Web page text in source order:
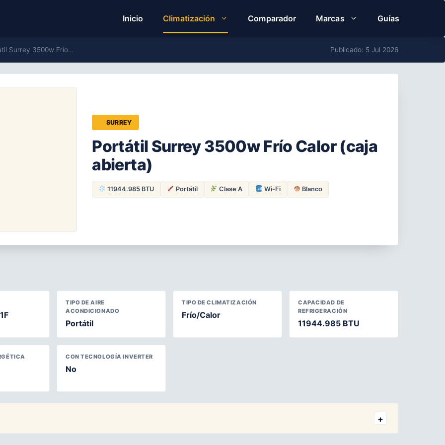
Inicio Climatización Comparador Marcas Guías
Surrey 3500w Frío… Publicado: 5 Jul 2026
SURREY
Portátil Surrey 3500w Frío Calor (caja
abierta)
11944.985 BTU Portátil Clase A Wi-Fi Blanco
TIPO DE AIRE
ACONDICIONADO
Portátil
TIPO DE CLIMATIZACIÓN
Frío/Calor
CAPACIDAD DE
REFRIGERACIÓN
11944.985 BTU
CON TECNOLOGÍA INVERTER
No